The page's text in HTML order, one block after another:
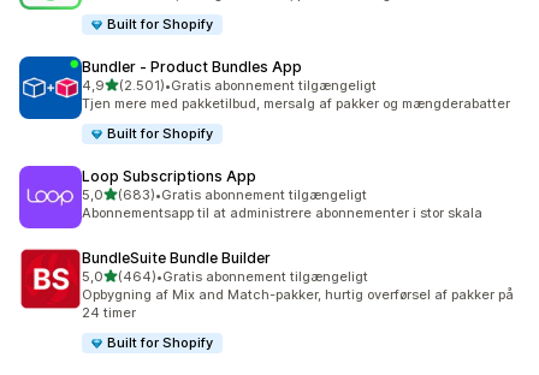
Built for Shopify
Bundler ‑ Product Bundles App
4,9ud af 5 stjerner
(2.501)
2501 anmeldelser i alt
•Gratis abonnement tilgængeligt
Tjen mere med pakketilbud, mersalg af pakker og mængderabatter
Built for Shopify
Loop Subscriptions App
5,0ud af 5 stjerner
(683)
683 anmeldelser i alt
•Gratis abonnement tilgængeligt
Abonnementsapp til at administrere abonnementer i stor skala
BundleSuite Bundle Builder
5,0ud af 5 stjerner
(464)
464 anmeldelser i alt
•Gratis abonnement tilgængeligt
Opbygning af Mix and Match-pakker, hurtig overførsel af pakker på
24 timer
Built for Shopify